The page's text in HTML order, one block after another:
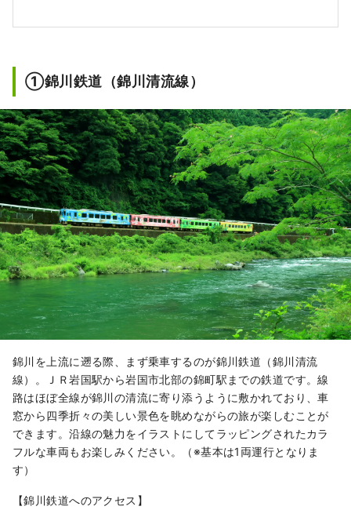
①錦川鉄道（錦川清流線）
錦川を上流に遡る際、まず乗車するのが錦川鉄道（錦川清流
線）。ＪＲ岩国駅から岩国市北部の錦町駅までの鉄道です。線
路はほぼ全線が錦川の清流に寄り添うように敷かれており、車
窓から四季折々の美しい景色を眺めながらの旅が楽しむことが
できます。沿線の魅力をイラストにしてラッピングされたカラ
フルな車両もお楽しみください。（※基本は1両運行となりま
す）
【錦川鉄道へのアクセス】